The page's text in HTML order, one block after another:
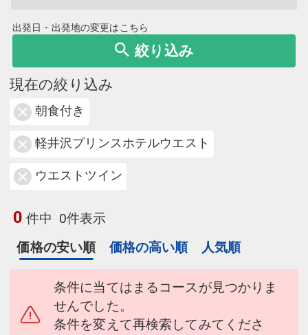
出発日・出発地の変更はこちら
絞り込み
現在の絞り込み
朝食付き
軽井沢プリンスホテルウエスト
ウエストツイン
0 件中 0件表示
価格の安い順
価格の高い順 人気順
条件に当てはまるコースが見つかりま
せんでした。
条件を変えて再検索してみてくださ